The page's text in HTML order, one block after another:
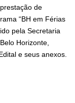
de
“BH em Férias
pela Secretaria
Horizonte,
e seus anexos.